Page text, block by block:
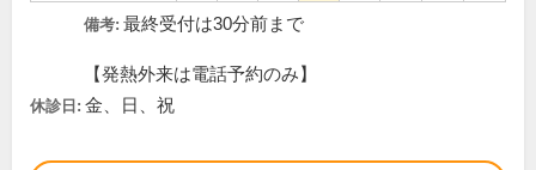
備考: 最終受付は30分前まで
【発熱外来は電話予約のみ】
休診日: 金、日、祝